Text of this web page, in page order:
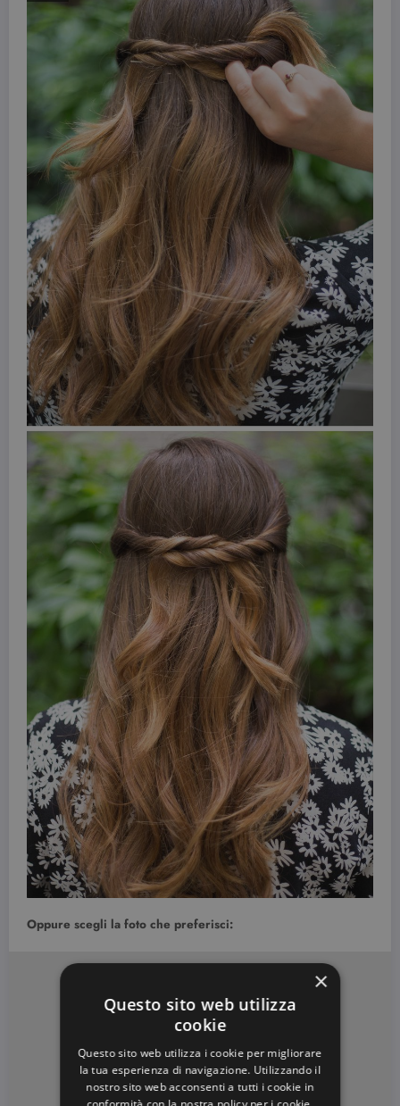
Oppure scegli la foto che preferisci:
×
Questo sito web utilizza
cookie
Questo sito web utilizza i cookie per migliorare
la tua esperienza di navigazione. Utilizzando il
nostro sito web acconsenti a tutti i cookie in